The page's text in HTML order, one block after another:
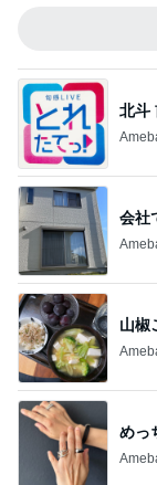
北斗
会社
山椒
めっ